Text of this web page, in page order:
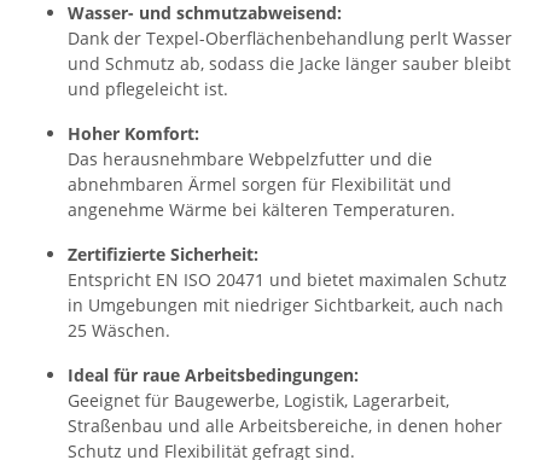
Wasser- und schmutzabweisend:
Dank der Texpel-Oberflächenbehandlung perlt Wasser
und Schmutz ab, sodass die Jacke länger sauber bleibt
und pflegeleicht ist.
Hoher Komfort:
Das herausnehmbare Webpelzfutter und die
abnehmbaren Ärmel sorgen für Flexibilität und
angenehme Wärme bei kälteren Temperaturen.
Zertifizierte Sicherheit:
Entspricht EN ISO 20471 und bietet maximalen Schutz
in Umgebungen mit niedriger Sichtbarkeit, auch nach
25 Wäschen.
Ideal für raue Arbeitsbedingungen:
Geeignet für Baugewerbe, Logistik, Lagerarbeit,
Straßenbau und alle Arbeitsbereiche, in denen hoher
Schutz und Flexibilität gefragt sind.